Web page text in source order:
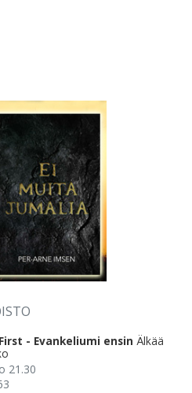
- Evankeliumi ensin Älkää
21.30